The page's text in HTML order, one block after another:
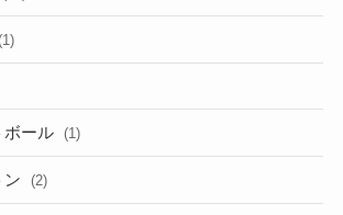
ボール (1)
ン (2)